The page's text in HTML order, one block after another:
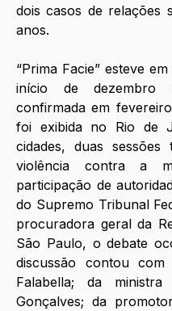
dois casos de relações
anos.
“Prima Facie” esteve
início de dezembro
confirmada em
foi exibida no Rio de
cidades, duas
violência contra a
participação de
do Supremo Tribunal
procuradora geral da
São Paulo, o debate
discussão contou
Falabella; da
Gonçalves; da